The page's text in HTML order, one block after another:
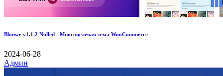
Blonwe v1.1.2 Nulled - Многоцелевая тема WooCommerce
2024-06-28
Админ